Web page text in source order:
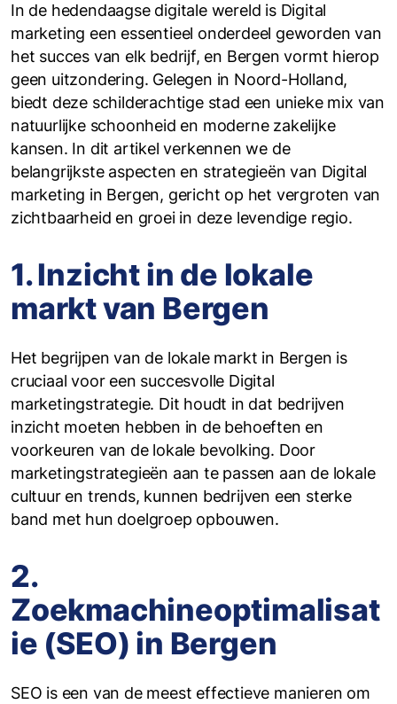
In de hedendaagse digitale wereld is Digital
marketing een essentieel onderdeel geworden van
het succes van elk bedrijf, en Bergen vormt hierop
geen uitzondering. Gelegen in Noord-Holland,
biedt deze schilderachtige stad een unieke mix van
natuurlijke schoonheid en moderne zakelijke
kansen. In dit artikel verkennen we de
belangrijkste aspecten en strategieën van Digital
marketing in Bergen, gericht op het vergroten van
zichtbaarheid en groei in deze levendige regio.
1. Inzicht in de lokale
markt van Bergen
Het begrijpen van de lokale markt in Bergen is
cruciaal voor een succesvolle Digital
marketingstrategie. Dit houdt in dat bedrijven
inzicht moeten hebben in de behoeften en
voorkeuren van de lokale bevolking. Door
marketingstrategieën aan te passen aan de lokale
cultuur en trends, kunnen bedrijven een sterke
band met hun doelgroep opbouwen.
2.
Zoekmachineoptimalisat
ie (SEO) in Bergen
SEO is een van de meest effectieve manieren om